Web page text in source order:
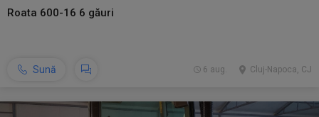
Roata 600-16 6 găuri
Sună Cluj-Napoca, CJ
6 aug.